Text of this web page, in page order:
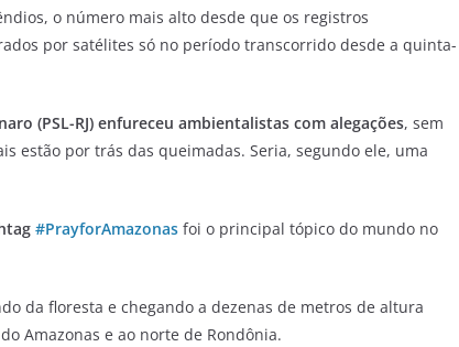
o número mais alto desde que os registros
por satélites só no período transcorrido desde a quinta-
(PSL-RJ) enfureceu ambientalistas com alegações, sem
estão por trás das queimadas. Seria, segundo ele, uma
#PrayforAmazonas foi o principal tópico do mundo no
da floresta e chegando a dezenas de metros de altura
Amazonas e ao norte de Rondônia.